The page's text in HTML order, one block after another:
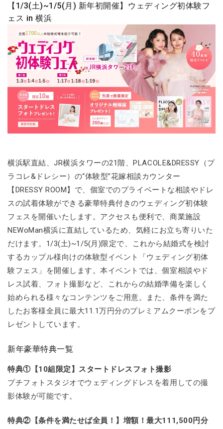
【1/3(土)~1/5(月) 新年初開催】ウェディング初体験フ
ェス in 横浜
横浜駅直結、JR横浜タワーの21階、PLACOLE&DRESSY（プ
ラコレ&ドレシー）の“体験型”花嫁相談カウンター
【DRESSY ROOM】で、個室でのプライベートな相談やドレ
スの試着体験ができる豪華特典付きのウェディング初体験
フェスを開催いたします。アクセスも便利で、商業施設
NEWoMan横浜に直結しているため、気軽にお立ち寄りいた
だけます。1/3(土)~1/5(月)限定で、これから結婚式を検討
するカップル様向けの体験型イベント「ウェディング初体
験フェス」を開催します。本イベントでは、個室相談やド
レス試着、フォト撮影など、これからの結婚準備を楽しく
始められる様々なコンテンツをご用意。また、条件を満た
したお客様全員に最大11.1万円分のプレミアムクーポンをプ
レゼントしています。
新年豪華特典一覧
特典①【10組限定】スタートドレスフォト撮影
プチフォトスタジオでウェディングドレスを着用しての撮
影体験が可能です。
特典②【条件を満たせば全員！】増額！最大111,500円分